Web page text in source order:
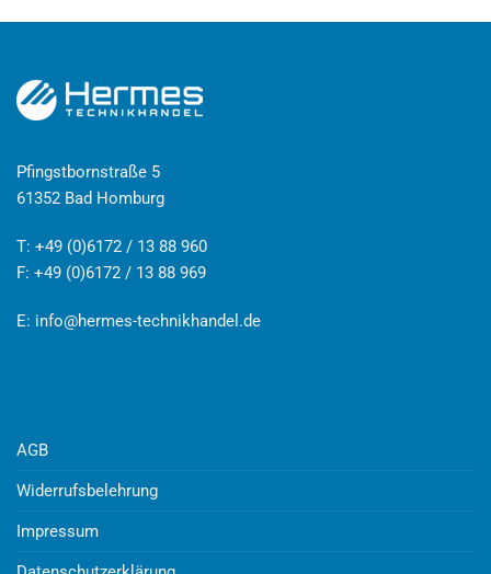
Pfingstbornstraße 5
61352 Bad Homburg
T: +49 (0)6172 / 13 88 960
F: +49 (0)6172 / 13 88 969
E: info@hermes-technikhandel.de
AGB
Widerrufsbelehrung
Impressum